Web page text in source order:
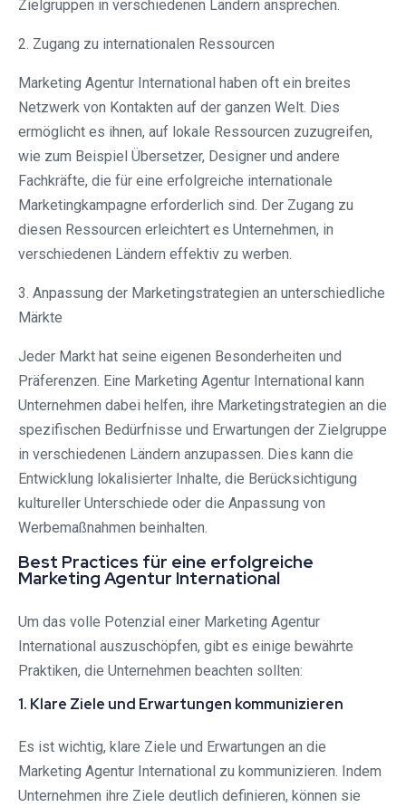
Zielgruppen in verschiedenen Ländern ansprechen.
2. Zugang zu internationalen Ressourcen
Marketing Agentur International haben oft ein breites
Netzwerk von Kontakten auf der ganzen Welt. Dies
ermöglicht es ihnen, auf lokale Ressourcen zuzugreifen,
wie zum Beispiel Übersetzer, Designer und andere
Fachkräfte, die für eine erfolgreiche internationale
Marketingkampagne erforderlich sind. Der Zugang zu
diesen Ressourcen erleichtert es Unternehmen, in
verschiedenen Ländern effektiv zu werben.
3. Anpassung der Marketingstrategien an unterschiedliche
Märkte
Jeder Markt hat seine eigenen Besonderheiten und
Präferenzen. Eine Marketing Agentur International kann
Unternehmen dabei helfen, ihre Marketingstrategien an die
spezifischen Bedürfnisse und Erwartungen der Zielgruppe
in verschiedenen Ländern anzupassen. Dies kann die
Entwicklung lokalisierter Inhalte, die Berücksichtigung
kultureller Unterschiede oder die Anpassung von
Werbemaßnahmen beinhalten.
Best Practices für eine erfolgreiche
Marketing Agentur International
Um das volle Potenzial einer Marketing Agentur
International auszuschöpfen, gibt es einige bewährte
Praktiken, die Unternehmen beachten sollten:
1. Klare Ziele und Erwartungen kommunizieren
Es ist wichtig, klare Ziele und Erwartungen an die
Marketing Agentur International zu kommunizieren. Indem
Unternehmen ihre Ziele deutlich definieren, können sie